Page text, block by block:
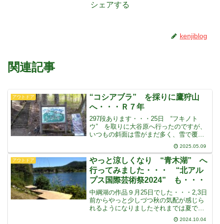
シェアする
kenjiblog
関連記事
アウトドア
“コシアブラ” を採りに鷹狩山
へ・・・Ｒ７年
297段あります・・・25日 “フキノト
ウ” を取りに大谷原へ行ったのですが、
いつもの斜面は雪がまだ多く、雪で覆わ
れていて早かったようです・・・中綱湖
のオオヤマザクラは満開でしたが・・・
27日の日曜日 “コシアブラ” を採りに鷹
狩山へ行って
2025.05.09
アウトドア
やっと涼しくなり “青木湖” へ
行ってみました・・・ “北アル
プス国際芸術祭2024” も・・・
中綱湖の作品９月25日でした・・・2,3日
前からやっと少しづつ秋の気配が感じら
れるようになりましたそれまでは夏でし
た・・・記録的な暑さの夏がそのまま続
2024.10.04